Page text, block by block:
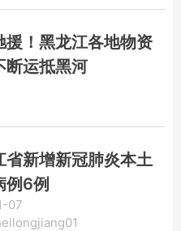
援！黑龙江各地物资
断运抵黑河
省新增新冠肺炎本土
例6例
07